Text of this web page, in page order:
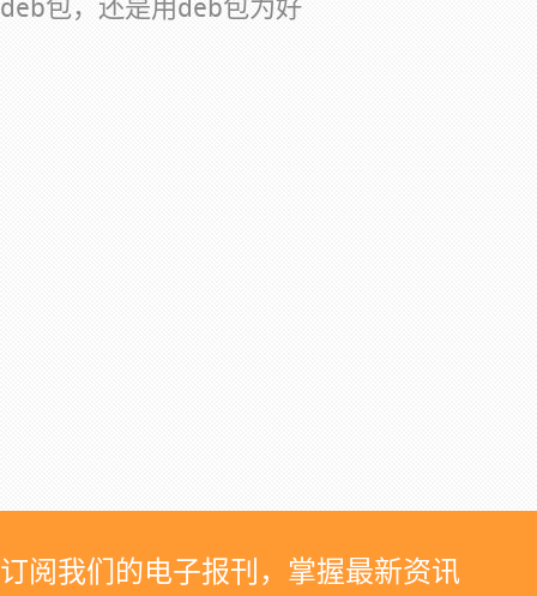
deb包，还是用deb包为好
订阅我们的电子报刊，掌握最新资讯